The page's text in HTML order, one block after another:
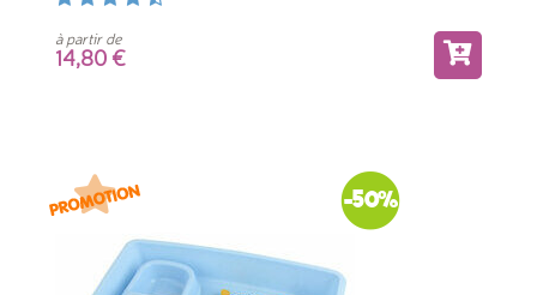
à partir de
14,80
-50%